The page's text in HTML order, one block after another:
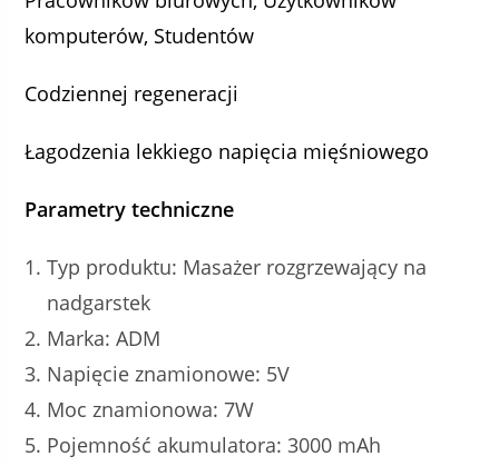
komputerów, Studentów
Codziennej regeneracji
Łagodzenia lekkiego napięcia mięśniowego
Parametry techniczne
Typ produktu: Masażer rozgrzewający na
nadgarstek
Marka: ADM
Napięcie znamionowe: 5V
Moc znamionowa: 7W
Pojemność akumulatora: 3000 mAh